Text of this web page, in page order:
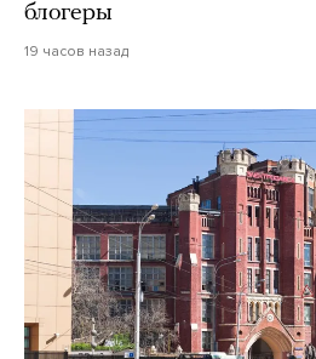
блогеры
19 часов назад